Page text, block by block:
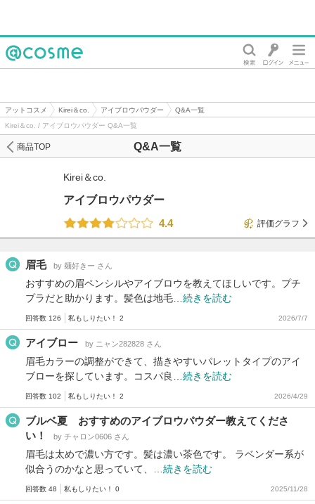
アットコスメ Kirei＆co. アイブロウパウダー
Q&A一覧
Kirei＆co. / アイブロウパウダー Q&A一覧
Q&A一覧
商品TOP
Kirei＆co.
アイブロウパウダー
4.4
評価グラフ
眉毛 by 麺好きー さん
おすすめの眉ペンシルやアイブロウを教えてほしいです。プチ
プラだと助かります。髪色は地毛… 続きを読む
回答数 126 私もしりたい！ 2 2026/7/7
アイブロー by ニャン282828 さん
眉毛カラーの調整ができて、描きやすいパレットタイプのアイ
ブローを探しています。コスパ良… 続きを読む
回答数 102 私もしりたい！ 2 2026/4/29
ブルベ夏 おすすめのアイブロウパウダー教えてくださ
い！
by チャロン0606 さん
眉毛は太めで濃い方です。髪は濃い茶色です。 ラベンダー系が
似合うのかなと思っていて、… 続きを読む
回答数 48 私もしりたい！ 0 2025/11/28